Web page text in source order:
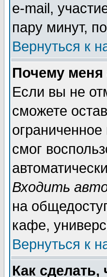
e-mail,
пару минут,
Вернуться к
Почему меня
Если вы не
сможете
смог
Входить
на
кафе,
Вернуться к
Как